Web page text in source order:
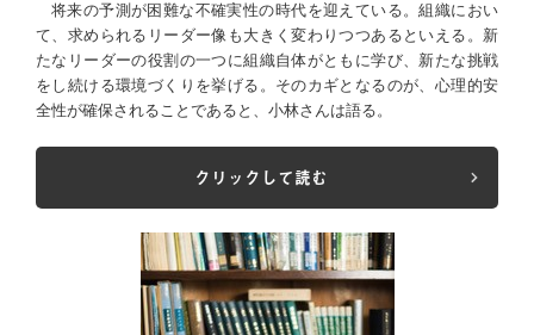
将来の予測が困難な不確実性の時代を迎えている。組織におい
て、求められるリーダー像も大きく変わりつつあるといえる。新
たなリーダーの役割の一つに組織自体がともに学び、新たな挑戦
をし続ける環境づくりを挙げる。そのカギとなるのが、心理的安
全性が確保されることであると、小林さんは語る。
クリックして読む